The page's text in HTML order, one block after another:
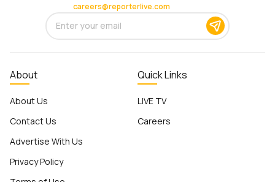
careers@reporterlive.com
About
About Us
Contact Us
Advertise With Us
Privacy Policy
Quick Links
LIVE TV
Careers